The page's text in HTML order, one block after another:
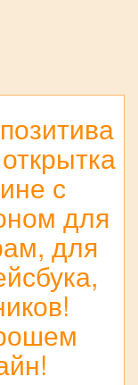
с
для
для